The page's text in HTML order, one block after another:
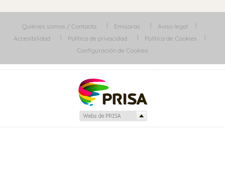
Quiénes somos / Contacta Emisoras
Aviso legal
Accesibilidad
Política de privacidad
Política de Cookies
Configuración de Cookies